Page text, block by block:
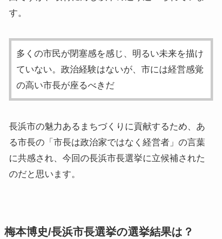
す。
多くの市民が閉塞感を感じ、明るい未来を描け
ていない。政治経験はないが、市には経営感覚
の高い市長が座るべきだ
長浜市の魅力あるまちづくりに貢献するため、あ
る市長の「 市長は政治家ではなく経営者」の言葉
に共感され、今回の長浜市長選挙に立候補された
のだと思います。
梅本博史/長浜市長選挙の選挙結果は？